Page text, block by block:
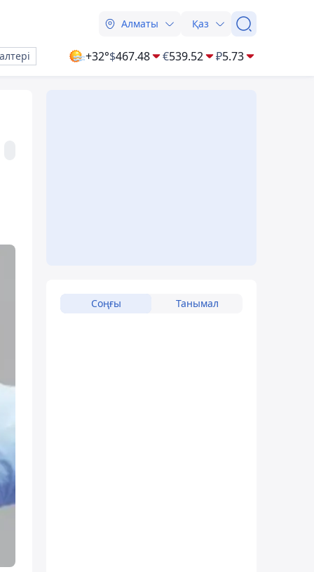
Алматы Қаз
+32°$467.48 €539.52 ₽5.73
Соңғы Танымал